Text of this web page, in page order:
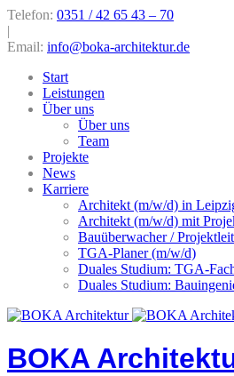
Telefon: 0351 / 42 65 43 – 70
|
Email: info@boka-architektur.de
Start
Leistungen
Über uns
Über uns
Team
Projekte
News
Karriere
Architekt (m/w/d) in
Architekt (m/w/d) mit
Bauüberwacher /
TGA-Planer (m/w/d)
Duales Studium: TGA-
Duales Studium:
BOKA